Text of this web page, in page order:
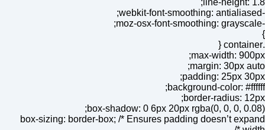
line-height: 1.8;
-webkit-font-smoothing: antialiased;
-moz-osx-font-smoothing: grayscale;
}
.container {
max-width: 900px;
margin: 30px auto;
padding: 25px 30px;
background-color: #ffffff;
border-radius: 12px;
box-shadow: 0 6px 20px rgba(0, 0, 0, 0.08);
box-sizing: border-box; /* Ensures padding doesn’t expand